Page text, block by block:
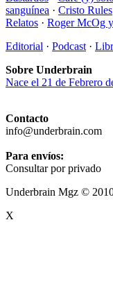
sanguínea · Cristo Rules
Relatos · Roger McOg
Editorial · Podcast ·
Sobre Underbrain
Nace el 21 de Febrero
Contacto
info@underbrain.com
Para envíos:
Consultar por privado
Underbrain Mgz ©
X